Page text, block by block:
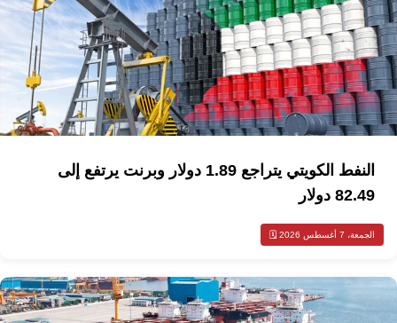
النفط الكويتي يتراجع 1.89 دولار وبرنت يرتفع إلى
82.49 دولار
الجمعة، 7 أغسطس 2026 🗓️